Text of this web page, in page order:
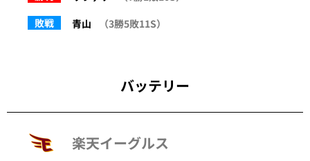
敗戦
青山 （3勝5敗11S）
バッテリー
楽天イーグルス